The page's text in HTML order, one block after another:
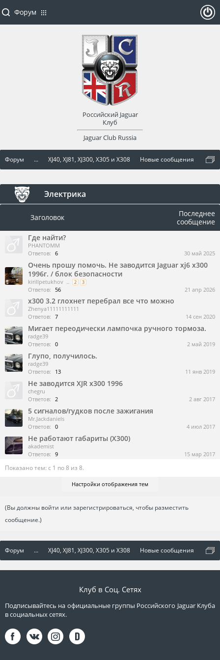
Форум ... XJ40, XJ81, XJ300, X305 и X308 Новые сообщения
Электрика
Заголовок
Последнее
сообщение
Где найти?
PHANTOMM
Ответов: 6 30 май 2025
Очень прошу помочь. Не заводится Jaguar xj6 x300
1996г. / блок безопасности
kirillpetukhov ... 2 3
Ответов: 56 21 апр 2026
x300 3.2 глохнет перебрал все что можно
Zhenya11111111111
Ответов: 7 14 сен 2020
Мигает переодически лампочка ручного тормоза.
radge39
Ответов: 0 2 май 2019
Глупо, получилось.
radge39
Ответов:
13 11 янв 2019
Не заводится XJR x300 1996
chegru
Ответов: 2 2 авг 2017
5 сигналов/гудков после зажигания
Mr.Jackdaniels
Ответов: 0 4 июл 2017
Не работают габариты (X300)
akademist
Ответов: 9 15 мар 2017
Показано тем: с 1 по 8 из 8.
Настройки отображения тем
(Вы должны войти или зарегистрироваться, чтобы разместить
сообщение.)
Форум ... XJ40, XJ81, XJ300, X305 и X308 Новые сообщения
Форум
Российский Jaguar
Клуб
Jaguar Club Russia
оват
Клуб в Соц. Сетях
Подписывайтесь на официальные группы Российского Jaguar Клуба
в социальных сетях.